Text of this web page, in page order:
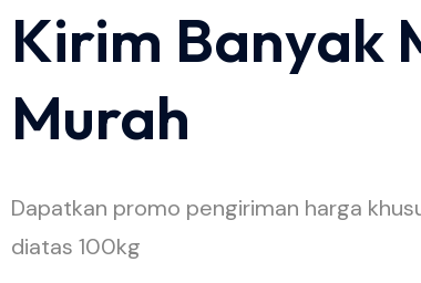
Kirim Banyak
Murah
Dapatkan promo pengiriman harga
diatas 100kg